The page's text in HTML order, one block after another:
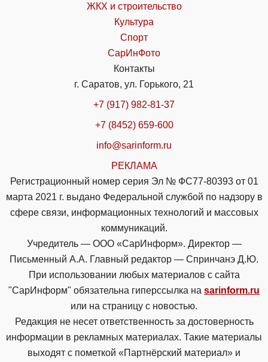
ЖКХ и строительство
Культура
Спорт
СарИнФото
Контакты
г. Саратов, ул. Горького, 21
+7 (917) 982-81-37
+7 (8452) 659-600
info@sarinform.ru
РЕКЛАМА
Регистрационный номер серия Эл № ФС77-80393 от 01
марта 2021 г. выдано Федеральной службой по надзору в
сфере связи, информационных технологий и массовых
коммуникаций.
Учредитель — ООО «СарИнформ». Директор —
Письменный А.А. Главный редактор — Спринчанэ Д.Ю.
При использовании любых материалов с сайта
"СарИнформ" обязательна гиперссылка на sarinform.ru
или на страницу с новостью.
Редакция не несет ответственность за достоверность
информации в рекламных материалах. Такие материалы
выходят с пометкой «Партнёрский материал» и